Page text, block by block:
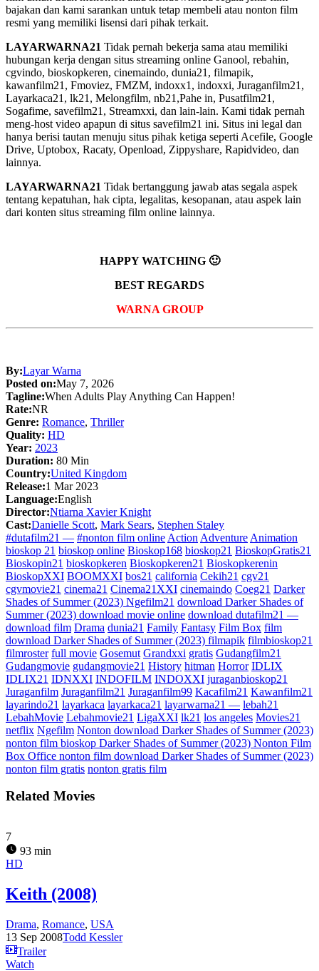
bajakan dan kami sarankan untuk tetap membeli atau nonton film
resmi yang memiliki lisensi dari pihak terkait.
LAYARWARNA21 Tidak pernah bekerja sama atau memiliki
hubungan kerja dengan situs streaming online Ganool, rebahin,
cgvindo, bioskopkeren, cinemaindo, dunia21, filmapik,
kawanfilm21, Fmoviez, FMZM, indoxx1, indoxxi, Juraganfilm21,
Layarkaca21, lk21, Melongfilm, nb21,Pahe in, Pusatfilm21,
Sogafime, savefilm21, Streamxxi, dan lain-lain. Kami tidak pernah
meng-host video apapun di situs savefilm21 ini. Situs ini legal dan
hanya berisi tautan menuju situs pihak ketiga seperti Acefile, Google
Drive, Uptobox, Racaty, Openload, Zippyshare, Rapidvideo, dan
lainnya.
LAYARWARNA21 Tidak bertanggung jawab atas segala aspek
tentang kepatuhan, hak cipta, legalitas, kesopanan, atau aspek lain
dari konten situs streaming film online lainnya.
HAPPY WATCHING 🙂
BEST REGARDS
WARNA GROUP
By:Layar Warna
Posted on:May 7, 2026
Tagline:When Adults Play Anything Can Happen!
Rate:NR
Genre: Romance, Thriller
Quality: HD
Year: 2023
Duration: 80 Min
Country:United Kingdom
Release:1 Mar 2023
Language:English
Director:Ntiarna Xavier Knight
Cast:Danielle Scott, Mark Sears, Stephen Staley
#dutafilm21 — #nonton film online Action Adventure Animation
bioskop 21 bioskop online Bioskop168 bioskop21 BioskopGratis21
Bioskopin21 bioskopkeren Bioskopkeren21 Bioskopkerenin
BioskopXXI BOOMXXI bos21 california Cekih21 cgv21
cgvmovie21 cinema21 Cinema21XXI cinemaindo Coeg21 Darker
Shades of Summer (2023) Ngefilm21 download Darker Shades of
Summer (2023) download movie online download dutafilm21 —
download film Drama dunia21 Family Fantasy Film Box film
download Darker Shades of Summer (2023) filmapik filmbioskop21
filmroster full movie Gosemut Grandxxi gratis Gudangfilm21
Gudangmovie gudangmovie21 History hitman Horror IDLIX
IDLIX21 IDNXXI INDOFILM INDOXXI juraganbioskop21
Juraganfilm Juraganfilm21 Juraganfilm99 Kacafilm21 Kawanfilm21
layarindo21 layarkaca layarkaca21 layarwarna21 — lebah21
LebahMovie Lebahmovie21 LigaXXI lk21 los angeles Movies21
netflix Ngefilm Nonton download Darker Shades of Summer (2023)
nonton film bioskop Darker Shades of Summer (2023) Nonton Film
Box Office nonton film download Darker Shades of Summer (2023)
nonton film gratis nonton gratis film
Related Movies
7
93 min
HD
Keith (2008)
Drama, Romance, USA
13 Sep 2008Todd Kessler
Trailer
Watch